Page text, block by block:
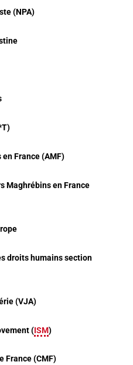
(NPA)
France (AMF)
Maghrébins en France
droits humains section
(VJA)
(ISM)
France (CMF)